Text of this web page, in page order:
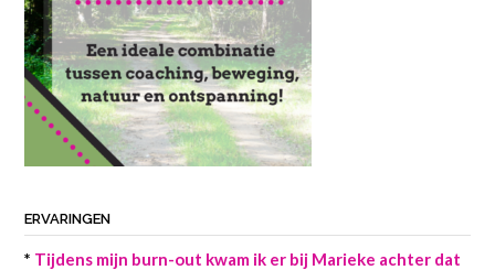
ERVARINGEN
* Tijdens mijn burn-out kwam ik er bij Marieke achter dat